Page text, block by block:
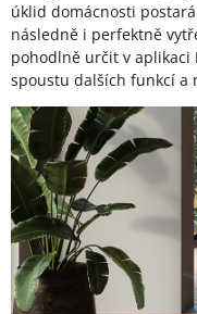
úklid domácnosti
následně i perfektně
pohodlně určit v aplikaci
spoustu dalších funkcí a